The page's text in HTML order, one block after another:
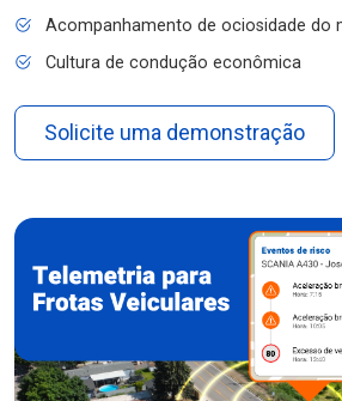
Acompanhamento de ociosidade do
Cultura de condução econômica
Solicite uma demonstração